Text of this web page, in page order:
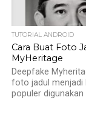
TUTORIAL ANDROID
Cara Buat Foto
MyHeritage
Deepfake
foto jadul menjadi
populer digunakan